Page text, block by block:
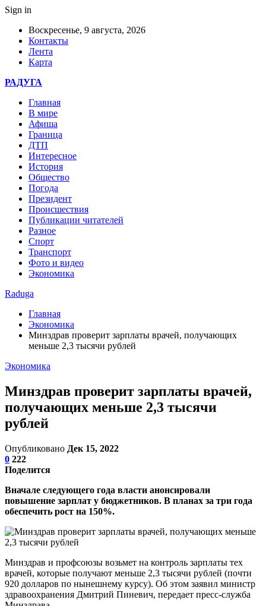
Sign in
Воскресенье, 9 августа, 2026
Контакты
Лента
Карта
РАДУГА
Главная
В мире
Афиша
Граница
ДТП
Интересное
История
Общество
Погода
Президент
Происшествия
Публикации читателей
Разное
Спорт
Транспорт
Фото и видео
Экономика
Raduga
Главная
Экономика
Минздрав проверит зарплаты врачей, получающих
меньше 2,3 тысячи рублей
Экономика
Минздрав проверит зарплаты врачей,
получающих меньше 2,3 тысячи
рублей
Опубликовано Дек 15, 2022
0 222
Поделится
Вначале следующего года власти анонсировали
повышение зарплат у бюджетников. В планах за три года
обеспечить рост на 150%.
Минздрав и профсоюзы возьмет на контроль зарплаты тех
врачей, которые получают меньше 2,3 тысячи рублей (почти
920 долларов по нынешнему курсу). Об этом заявил министр
здравоохранения Дмитрий Пиневич, передает пресс-служба